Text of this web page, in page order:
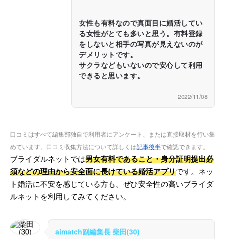
女性も有料なので真面目に婚活してい
る女性がとても多いと思う。有料登録
をしないと相手の写真が見えないのが
デメリットです。
サクラなどもいないので安心して利用
できると思います。
2022/11/08
口コミはすべて編集部独自で利用者にアンケート、または直接取材を行い集
めています。口コミ収集方法について詳しくは記事後半で確認できます。
ブライダルネットでは男女有料であること・身分証明提出必
須などの理由から安全面に長けている婚活アプリです。ネッ
ト婚活に不安を感じている方も、ぜひ安全性の高いブライダ
ルネットを利用してみてください。
aimatch副編集長 柴田(30)